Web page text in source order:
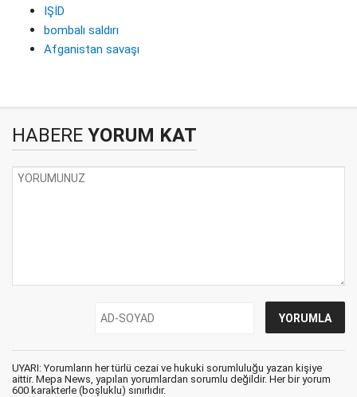
IŞİD
bombalı saldırı
Afganistan savaşı
HABERE YORUM KAT
UYARI: Yorumların her türlü cezai ve hukuki sorumluluğu yazan kişiye
aittir. Mepa News, yapılan yorumlardan sorumlu değildir. Her bir yorum
600 karakterle (boşluklu) sınırlıdır.